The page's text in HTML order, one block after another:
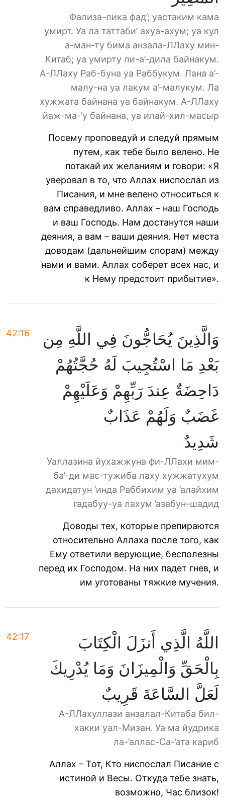
Фализа-лика фад’; уастаким кама
умирт. Уа ла таттаби’ ахуа-ахум; уа кул
а-ман-ту бима анзала-ЛЛаху мин-
Китаб; уа умирту ли-а’-дила байнакум.
А-ЛЛаху Раб-буна уа Раббукум. Лана а’-
малу-на уа лакум а’-малукум. Ла
хужжата байнана уа байнакум. А-ЛЛаху
йаж-ма-’у байнана, уа илай-хил-масыр
Посему проповедуй и следуй прямым
путем, как тебе было велено. Не
потакай их желаниям и говори: «Я
уверовал в то, что Аллах ниспослал из
Писания, и мне велено относиться к
вам справедливо. Аллах – наш Господь
и ваш Господь. Нам достанутся наши
деяния, а вам – ваши деяния. Нет места
доводам (дальнейшим спорам) между
нами и вами. Аллах соберет всех нас, и
к Нему предстоит прибытие».
42:16
وَالَّذِينَ يُحَاجُّونَ فِي اللَّهِ مِن
بَعْدِ مَا اسْتُجِيبَ لَهُ حُجَّتُهُمْ
دَاحِضَةٌ عِندَ رَبِّهِمْ وَعَلَيْهِمْ
غَضَبٌ وَلَهُمْ عَذَابٌ
شَدِيدٌ
Уаллазина йухажжуна фи-ЛЛахи мим-
ба’-ди мас-тужиба лаху хужжатухум
дахидатун ’инда Раббихим уа ’алайхим
гадабуу-уа лахум ’азабун-шадид
Доводы тех, которые препираются
относительно Аллаха после того, как
Ему ответили верующие, бесполезны
перед их Господом. На них падет гнев, и
им уготованы тяжкие мучения.
42:17
اللَّهُ الَّذِي أَنزَلَ الْكِتَابَ
بِالْحَقِّ وَالْمِيزَانَ وَمَا يُدْرِيكَ
لَعَلَّ السَّاعَةَ قَرِيبٌ
А-ЛЛахуллази анзалал-Китаба бил-
хакки уал-Мизан. Уа ма йудрика
ла-’аллас-Са-’ата кариб
Аллах – Тот, Кто ниспослал Писание с
истиной и Весы. Откуда тебе знать,
возможно, Час близок!